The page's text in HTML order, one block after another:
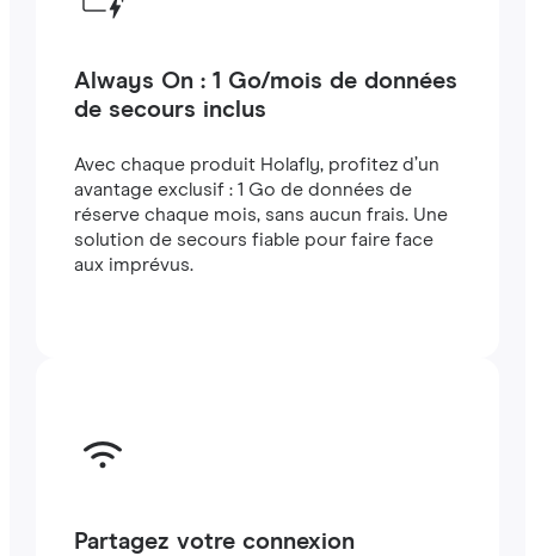
Always On : 1 Go/mois de données
de secours inclus
Avec chaque produit Holafly, profitez d’un
avantage exclusif : 1 Go de données de
réserve chaque mois, sans aucun frais. Une
solution de secours fiable pour faire face
aux imprévus.
Partagez votre connexion